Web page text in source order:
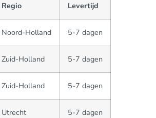
Regio Levertijd
Noord-Holland 5-7 dagen
Zuid-Holland 5-7 dagen
Zuid-Holland 5-7 dagen
Utrecht 5-7 dagen